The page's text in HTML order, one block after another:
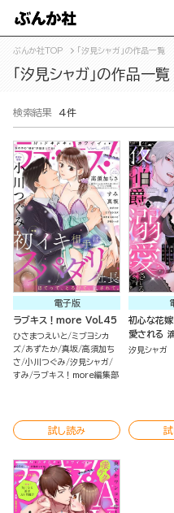
ぶんか社TOP 「汐見シャガ」の作品一覧
「汐見シャガ」の作品一覧
検索結果 4件
電子版
ラブキス！more Vol.45
ひさまつえいと ミブヨシカ
ズ あずたか 真坂 高須加ち
さ 小川つぐみ 汐見シャガ
すみ ラブキス！more編集部
試し読み
初心な花
愛される
りを漂わせ
汐見シャガ